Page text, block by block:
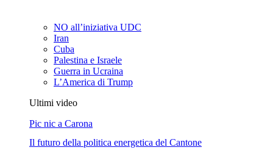
NO all’iniziativa UDC
Iran
Cuba
Palestina e Israele
Guerra in Ucraina
L’America di Trump
Ultimi video
Pic nic a Carona
Il futuro della politica energetica del Cantone